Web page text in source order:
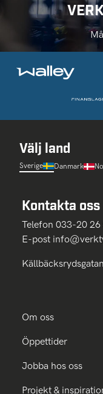
Välj land
Sverige Danmark
Kontakta oss
Telefon 033-20 26
E-post
Om oss
Öppettider
Jobba hos oss
Projekt &